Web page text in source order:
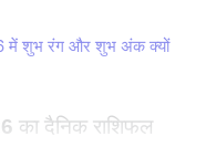
में शुभ रंग और शुभ अंक क्यों
का दैनिक राशिफल